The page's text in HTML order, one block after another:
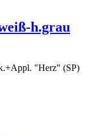
h.grau
"Herz" (SP)